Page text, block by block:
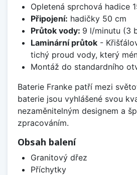
Opletená sprchová hadice
Připojení: hadičky 50 cm
Průtok vody: 9 l/minutu (3
Laminární průtok-
tichý proud vody, který
Montáž do standardního
Baterie Franke patří mezi
baterie jsou vyhlášené svou
nezaměnitelným designem a
zpracováním.
Obsah balení
Granitový dřez
Příchytky